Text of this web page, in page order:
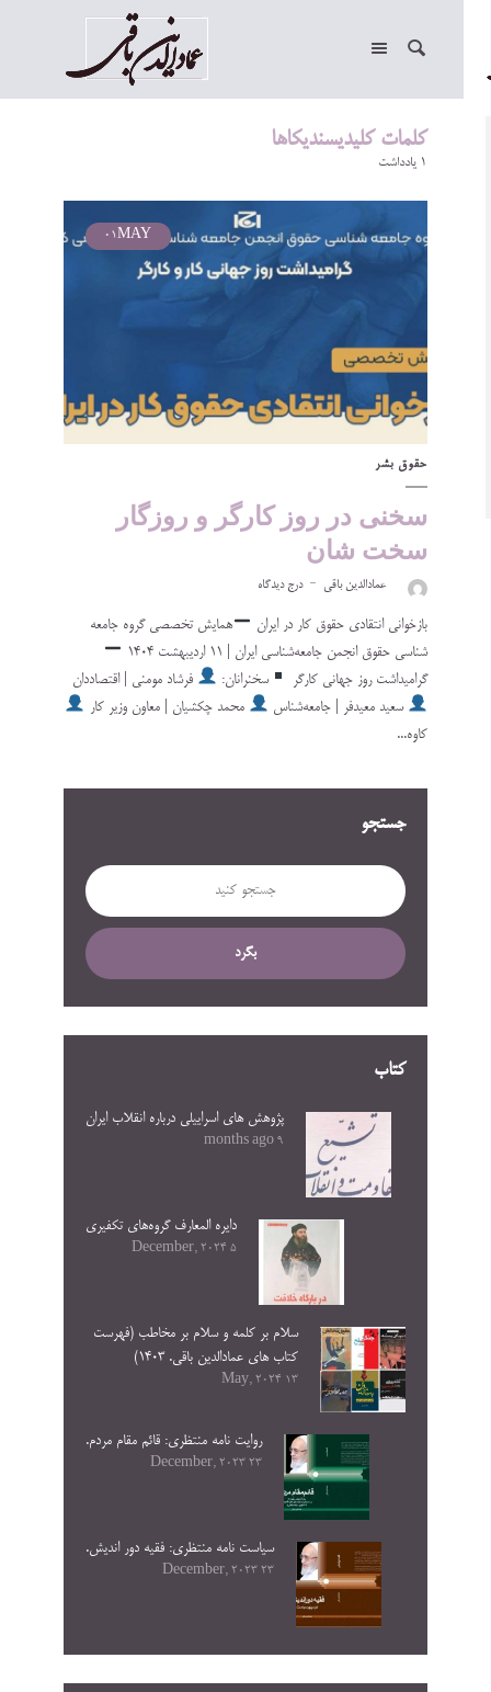
کلمات کلیدیسندیکاها
1 یادداشت
MAY
01
حقوق بشر
سخنی در روز کارگر و روزگار
سخت شان
عمادالدین باقی درج دیدگاه
بازخوانی انتقادی حقوق کار در ایران
همایش تخصصی گروه جامعه
شناسی حقوق انجمن جامعه‌شناسی ایران‌ | ۱۱ اردیبهشت ۱۴۰۴
گرامیداشت روز جهانی کارگر
سخنرانان:
فرشاد مومنی | اقتصاددان
سعید معیدفر | جامعه‌شناس
محمد چکشیان | معاون وزیر کار
کاوه...
جستجو
بگرد
کتاب
پژوهش های اسراییلی درباره انقلاب ایران
9 months ago
دایره المعارف گروه‌های تکفیری
5 December, 2024
سلام بر کلمه و سلام بر مخاطب (فهرست
کتاب های عمادالدین باقی. ۱۴۰۳)
13 May, 2024
روایت نامه منتظری: قائم مقام مردم.
23 December, 2023
سیاست نامه منتظری: فقیه دور اندیش.
23 December, 2023